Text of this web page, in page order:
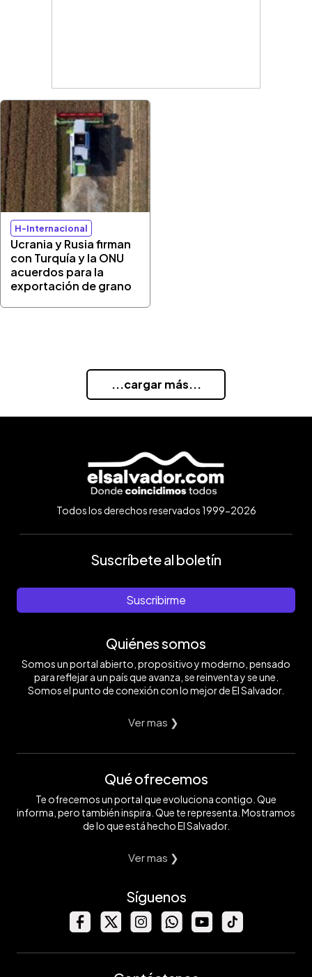
H-Internacional
Ucrania y Rusia firman
con Turquía y la ONU
acuerdos para la
exportación de grano
...cargar más...
Todos los derechos reservados 1999-2026
Suscríbete al boletín
Suscribirme
Quiénes somos
Somos un portal abierto, propositivo y moderno, pensado
para reflejar a un país que avanza, se reinventa y se une.
Somos el punto de conexión con lo mejor de El Salvador.
Ver mas ❯
Qué ofrecemos
Te ofrecemos un portal que evoluciona contigo. Que
informa, pero también inspira. Que te representa. Mostramos
de lo que está hecho El Salvador.
Ver mas ❯
Síguenos